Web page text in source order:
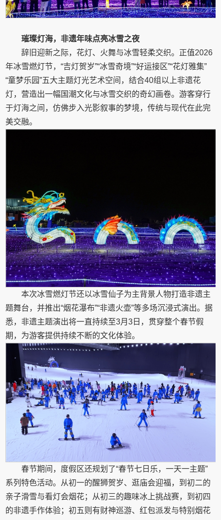
璀璨灯海，非遗年味点亮冰雪之夜
辞旧迎新之际，花灯、火舞与冰雪轻柔交织。正值2026
年冰雪燃灯节，“吉灯贺岁”“冰雪奇境”“好运接区”“花灯雅集”
“童梦乐园”五大主题灯光艺术空间，结合40组以上非遗花
灯，营造出一幅国潮文化与冰雪交织的奇幻画卷。游客穿行
于灯海之间，仿佛步入光影叙事的梦境，传统与现代在此完
美交融。
本次冰雪燃灯节还以冰雪仙子为主背景人物打造非遗主
题舞台，并推出“烟花瀑布”“非遗火壶”等多场沉浸式演出。据
悉，非遗主题演出将一直持续至3月3日，贯穿整个春节假
期，为游客提供持续不断的文化体验。
春节期间，度假区还规划了“春节七日乐，一天一主题”
系列特色活动。从初一的醒狮贺岁、逛庙会迎福，到初二的
亲子滑雪与看灯会烟花；从初三的趣味冰上挑战赛，到初四
的非遗手作体验；初五则有财神巡游、红包派发与特别烟花